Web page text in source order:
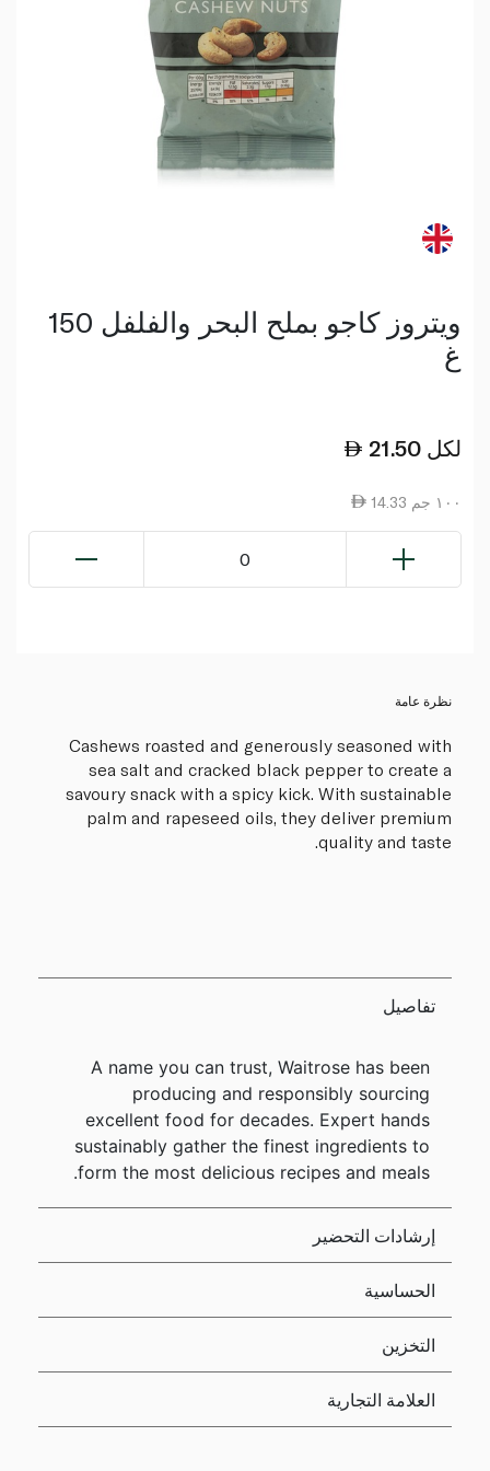
ويتروز كاجو بملح البحر والفلفل 150
غ
21.50 لكل
14.33 ١٠٠ جم
0
نظرة عامة
Cashews roasted and generously seasoned with
sea salt and cracked black pepper to create a
savoury snack with a spicy kick. With sustainable
palm and rapeseed oils, they deliver premium
quality and taste.
تفاصيل
A name you can trust, Waitrose has been
producing and responsibly sourcing
excellent food for decades. Expert hands
sustainably gather the finest ingredients to
form the most delicious recipes and meals.
إرشادات التحضير
الحساسية
التخزين
العلامة التجارية